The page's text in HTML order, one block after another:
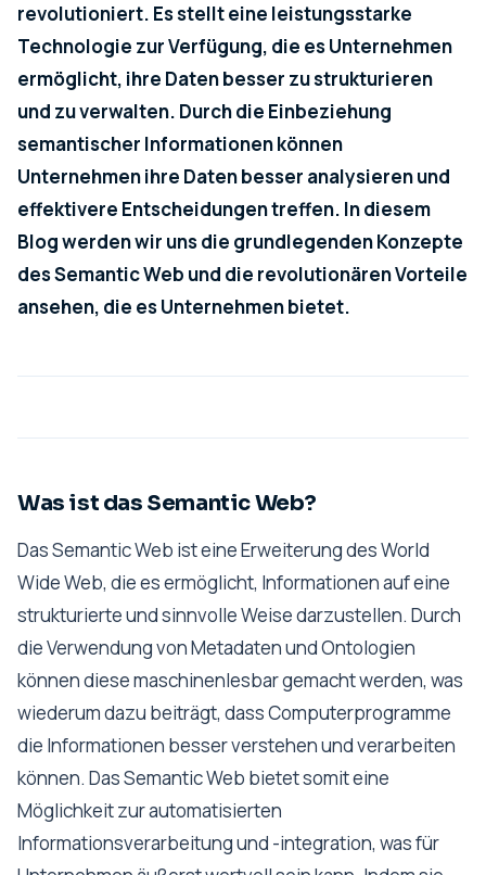
revolutioniert. Es stellt eine leistungsstarke
Technologie zur Verfügung, die es Unternehmen
ermöglicht, ihre Daten besser zu strukturieren
und zu verwalten. Durch die Einbeziehung
semantischer Informationen können
Unternehmen ihre Daten besser analysieren und
effektivere Entscheidungen treffen. In diesem
Blog werden wir uns die grundlegenden Konzepte
des Semantic Web und die revolutionären Vorteile
ansehen, die es Unternehmen bietet.
Was ist das Semantic Web?
Das Semantic Web ist eine Erweiterung des World
Wide Web, die es ermöglicht, Informationen auf eine
strukturierte und sinnvolle Weise darzustellen. Durch
die Verwendung von Metadaten und Ontologien
können diese maschinenlesbar gemacht werden, was
wiederum dazu beiträgt, dass Computerprogramme
die Informationen besser verstehen und verarbeiten
können. Das Semantic Web bietet somit eine
Möglichkeit zur automatisierten
Informationsverarbeitung und -integration, was für